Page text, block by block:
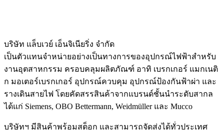
บริษัท แล็บเวย์ เอ็นจิเนียริ่ง จำกัด
เป็นตัวแทนจำหน่ายอย่างเป็นทางการของอุปกรณ์ไฟฟ้าสำหรับ
งานอุตสาหกรรม ครอบคลุมผลิตภัณฑ์ อาทิ เบรกเกอร์ แมกเนติ
ก มอเตอร์เบรกเกอร์ อุปกรณ์ควบคุม อุปกรณ์ป้องกันฟ้าผ่า และ
รางเดินสายไฟ โดยคัดสรรสินค้าจากแบรนด์ชั้นนำระดับสากล
ได้แก่ Siemens, OBO Bettermann, Weidmüller และ Mucco
บริษัทฯ มีสินค้าพร้อมสต็อก และสามารถจัดส่งได้ทั่วประเทศ